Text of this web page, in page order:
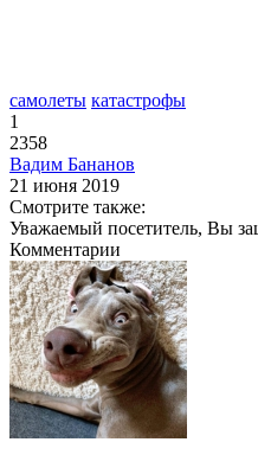
самолеты катастрофы
1
2358
Вадим Бананов
21 июня 2019
Смотрите также:
Уважаемый посетитель, Вы
Комментарии